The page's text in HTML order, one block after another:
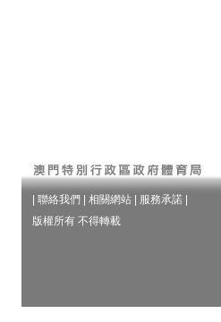
聯絡我們 相關網站 服務承諾
版權所有 不得轉載